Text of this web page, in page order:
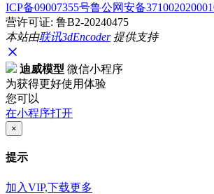
ICP备09007355号鲁公网安备
营许可证: 鲁B2-20240475
本站由联讯3dEncoder提供支持
迪威模型 微信小程序
为获得更好使用体验
您可以
在小程序打开
×
提示
加入VIP,下载更多